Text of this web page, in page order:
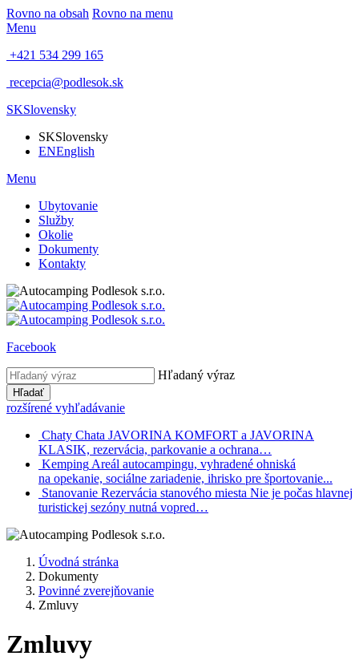
Rovno na obsah Rovno na menu
Menu
+421 534 299 165
recepcia@podlesok.sk
SKSlovensky
SKSlovensky
ENEnglish
Menu
Ubytovanie
Služby
Okolie
Dokumenty
Kontakty
Facebook
Hľadaný výraz
Hľadať
rozšírené vyhľadávanie
Chaty Chata JAVORINA KOMFORT a JAVORINA
KLASIK, rezervácia, parkovanie a ochrana…
Kemping Areál autocampingu, vyhradené ohniská
na opekanie, sociálne zariadenie, ihrisko pre športovanie...
Stanovanie Rezervácia stanového miesta Nie je počas hlavnej
turistickej sezóny nutná vopred…
Úvodná stránka
Dokumenty
Povinné zverejňovanie
Zmluvy
Zmluvy